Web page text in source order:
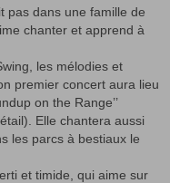
pas dans une famille de
chanter et apprend à
les mélodies et
premier concert aura lieu
on the Range’’
Elle chantera aussi
les parcs à bestiaux le
et timide, qui aime sur